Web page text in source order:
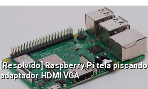
[Resolvido] Raspberry Pi tela piscando
adaptador HDMI VGA